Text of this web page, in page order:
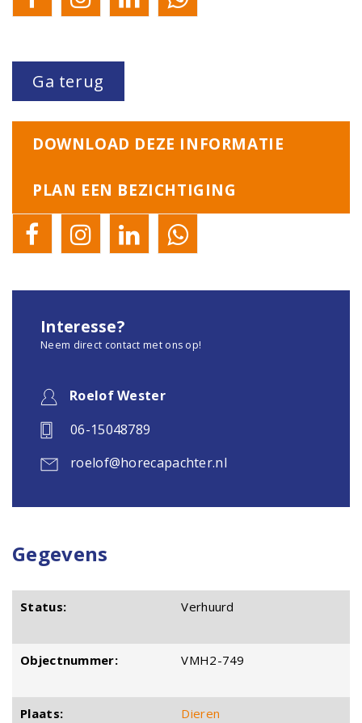
Ga terug
DOWNLOAD DEZE INFORMATIE
PLAN EEN BEZICHTIGING
Interesse?
Neem direct contact met ons op!
Roelof Wester
06-15048789
roelof@horecapachter.nl
Gegevens
Status: Verhuurd
Objectnummer: VMH2-749
Plaats: Dieren